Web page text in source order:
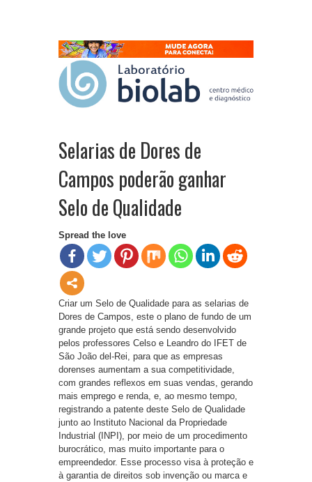
Selarias de Dores de
Campos poderão ganhar
Selo de Qualidade
Spread the love
Criar um Selo de Qualidade para as selarias de
Dores de Campos, este o plano de fundo de um
grande projeto que está sendo desenvolvido
pelos professores Celso e Leandro do IFET de
São João del-Rei, para que as empresas
dorenses aumentam a sua competitividade,
com grandes reflexos em suas vendas, gerando
mais emprego e renda, e, ao mesmo tempo,
registrando a patente deste Selo de Qualidade
junto ao Instituto Nacional da Propriedade
Industrial (INPI), por meio de um procedimento
burocrático, mas muito importante para o
empreendedor. Esse processo visa à proteção e
à garantia de direitos sob invenção ou marca e